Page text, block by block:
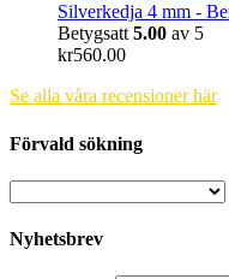
Silverkedja 4 mm -
Betygsatt 5.00 av 5
kr560.00
Se alla våra recensioner här
Förvald sökning
Nyhetsbrev